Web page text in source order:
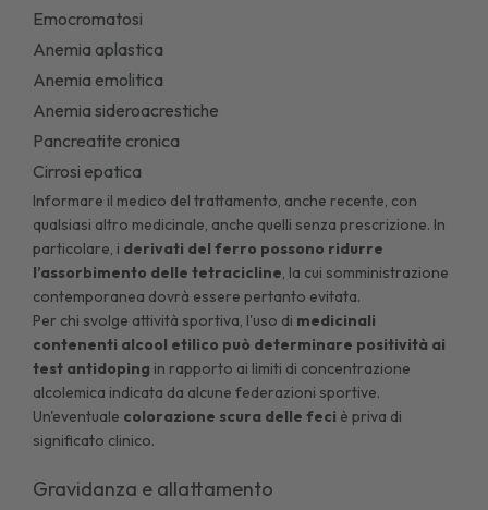
Emocromatosi
Anemia aplastica
Anemia emolitica
Anemia sideroacrestiche
Pancreatite cronica
Cirrosi epatica
Informare il medico del trattamento, anche recente, con
qualsiasi altro medicinale, anche quelli senza prescrizione. In
particolare, i derivati del ferro possono ridurre
l’assorbimento delle tetracicline, la cui somministrazione
contemporanea dovrà essere pertanto evitata.
Per chi svolge attività sportiva, l'uso di medicinali
contenenti alcool etilico può determinare positività ai
test antidoping in rapporto ai limiti di concentrazione
alcolemica indicata da alcune federazioni sportive.
Un'eventuale colorazione scura delle feci è priva di
significato clinico.
Gravidanza e allattamento